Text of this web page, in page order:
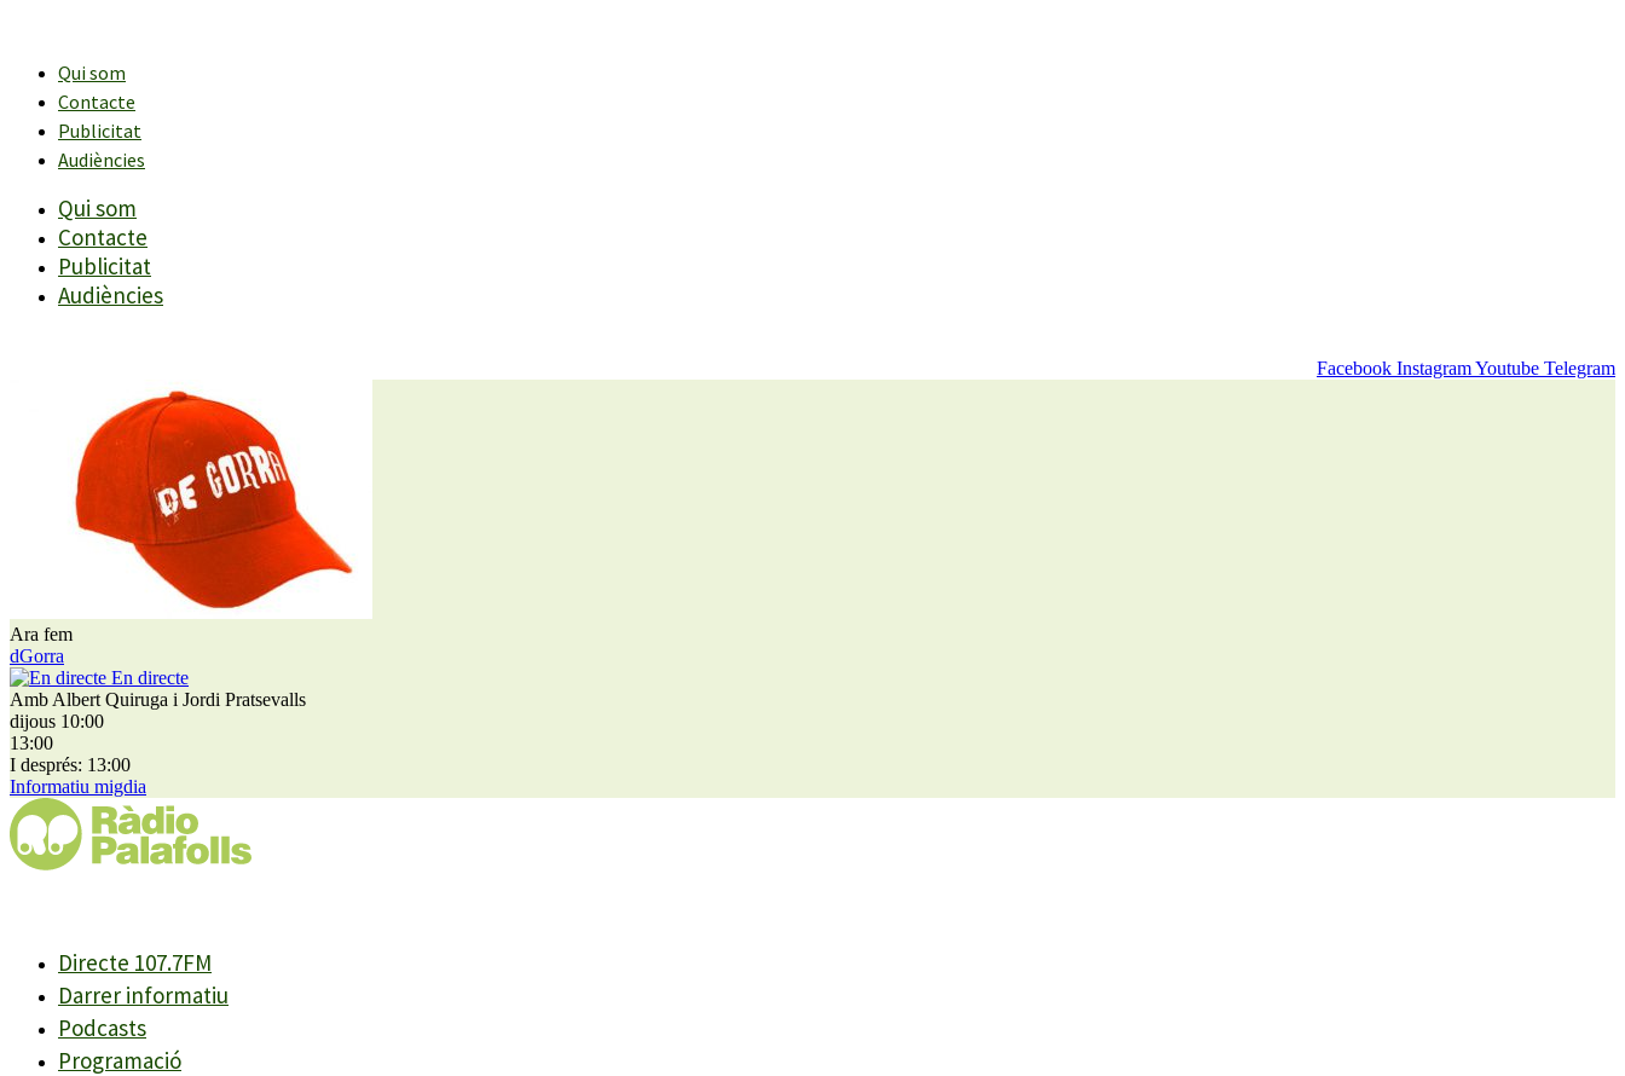
contingutQui som
Contacte
Publicitat
Audiències
Qui som
Contacte
Publicitat
Audiències
Facebook InstagramYoutube Telegram
Ara fem
dGorra
En directe
Amb Albert Quiruga i Jordi Pratsevalls
dijous 10:00
13:00
I després: 13:00
Informatiu migdia
Directe 107.7FM
Darrer informatiu
Podcasts
Programació